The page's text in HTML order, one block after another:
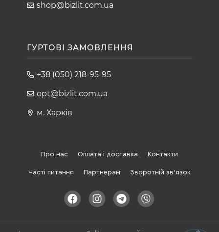
shop@bizlit.com.ua
ГУРТОВІ ЗАМОВЛЕННЯ
+38 (050) 218-95-95
opt@bizlit.com.ua
м. Харків
Про нас Оплата і доставка Контакти
Часті питання Партнерам Зворотній зв'язок